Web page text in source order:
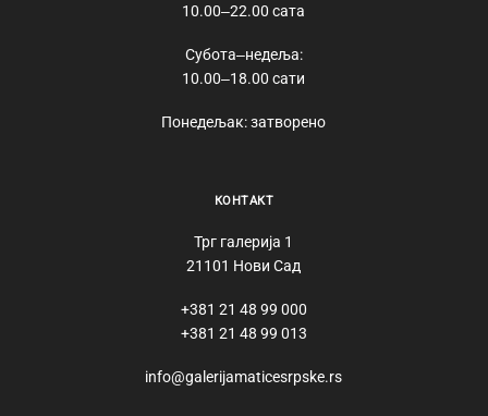
10.00‒22.00 сата
Субота‒недеља:
10.00‒18.00 сати
Понедељак: затворено
КОНТАКТ
Трг галерија 1
21101 Нови Сад
+381 21 48 99 000
+381 21 48 99 013
info@galerijamaticesrpske.rs